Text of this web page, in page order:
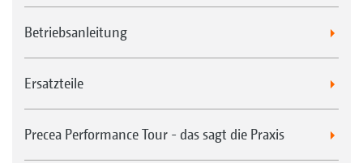
Betriebsanleitung
Ersatzteile
Precea Performance Tour - das sagt die Praxis